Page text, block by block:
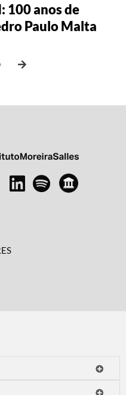
100 anos de
Paulo Malta
com Luiz
Ricardo
Vicente